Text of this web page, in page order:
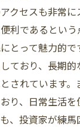
度が不動産価値
戦略としての練
における戦略的
向に応じた投資
理とその重要性
クセスも非常
利であるとい
とって魅力的
ており、長期
されています
り、日常生活
、投資家が練